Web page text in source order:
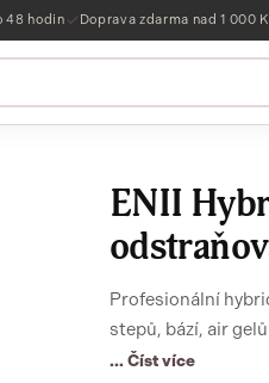
48 hodin Doprava zdarma nad 1 000
ENII
Profesionální
stepů, bází, air
... Číst více